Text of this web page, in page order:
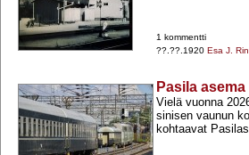
1 kommentti
??.??.1920 Esa J.
Pasila asema
Vielä vuonna
sinisen vaunun
kohtaavat